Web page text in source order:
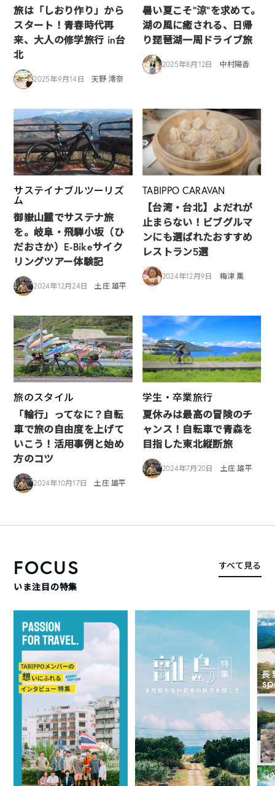
旅は「しおり作り」から
スタート！青春時代再
来、大人の修学旅行 in台
北
2025年9月14日 天野 澪奈
暑い夏こそ”涼”を求めて。
湖の風に癒される、日帰
り琵琶湖一周ドライブ旅
2025年8月12日 中村陽香
サステイナブルツーリズ
ム
御嶽山麓でサステナ旅
を。岐阜・飛騨小坂（ひ
だおさか）E-Bikeサイク
リングツアー体験記
2024年12月24日 土庄 雄平
TABIPPO CARAVAN
【台湾・台北】よだれが
止まらない！ビブグルマ
ンにも選ばれたおすすめ
レストラン5選
2024年12月9日 梅津 薫
旅のスタイル
「輪行」ってなに？自転
車で旅の自由度を上げて
いこう！活用事例と始め
方のコツ
2024年10月17日 土庄 雄平
学生・卒業旅行
夏休みは最高の冒険のチ
ャンス！自転車で青森を
目指した東北縦断旅
2024年7月20日 土庄 雄平
FOCUS
いま注目の特集
すべて見る